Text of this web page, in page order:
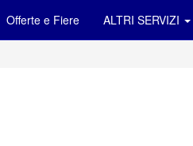
Offerte e Fiere ALTRI SERVIZI